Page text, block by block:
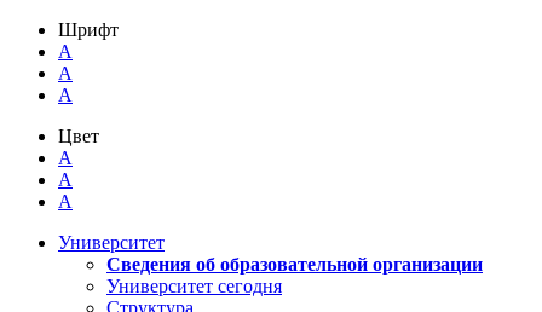
Шрифт
A
A
A
Цвет
A
A
A
Университет
Сведения об образовательной организации
Университет сегодня
Структура